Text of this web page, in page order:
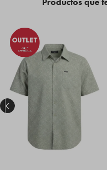
